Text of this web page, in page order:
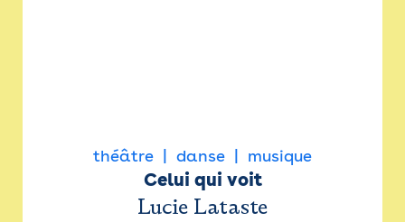
théâtre danse musique
Celui qui voit
Lucie Lataste